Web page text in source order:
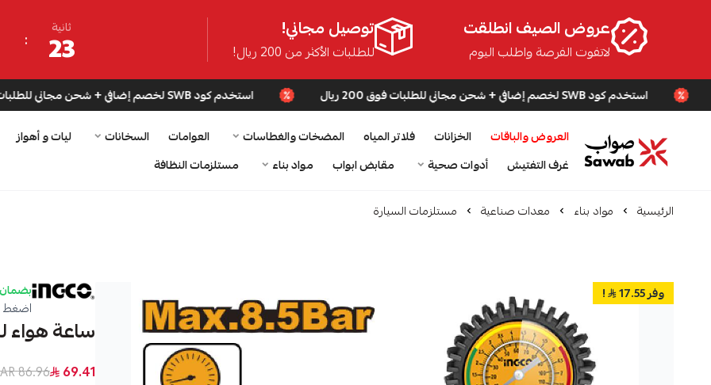
عروض الصيف انطلقت
لاتفوت الفرصة واطلب اليوم
توصيل مجاني!
للطلبات الأكثر من 200 ريال! 22
ثانية
استخدم كود SWB لخصم إضافي + شحن مجاني للطلبات فوق 200 ريال استخدم كود SWB لخصم إضافي + شحن مجاني للطلبات فوق 200 ريال
صواب
العروض والباقات الخزانات فلاتر المياه المضخات والغطاسات العوامات السخانات ليات و أهواز
غرف التفتيش
أدوات صحية مقابض ابواب مواد بناء مستلزمات النظافة
الرئيسية مواد بناء معدات صناعية مستلزمات السيارة
وفر 17.55 !
اضغط
ساعة هواء
69.41
86.96 SAR